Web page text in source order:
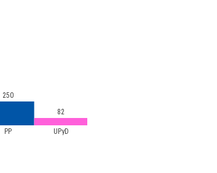
PP UPyD
250
82